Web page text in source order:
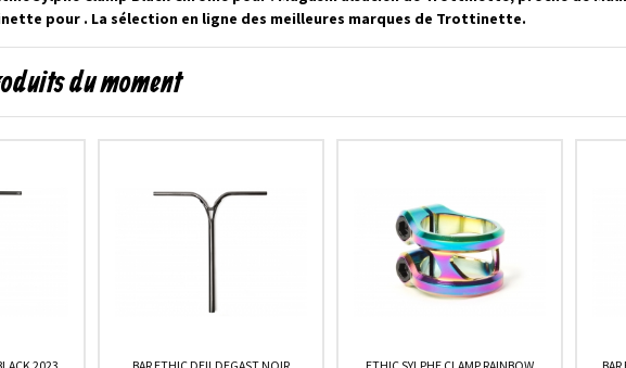
pour . La sélection en ligne des meilleures marques de Trottinette.
du moment